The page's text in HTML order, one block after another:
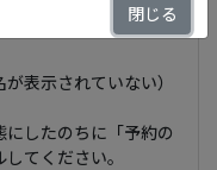
表示されていない）
にしたのちに「予約の
てください。
閉じる